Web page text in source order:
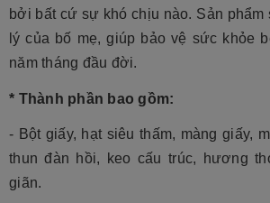
bởi bất cứ sự khó chịu nào. Sản
lý của bố mẹ, giúp bảo vệ sức khỏe
năm tháng đầu đời.
* Thành phần bao gồm:
- Bột giấy, hạt siêu thấm, màng giấy,
thun đàn hồi, keo cấu trúc, hương
giãn.